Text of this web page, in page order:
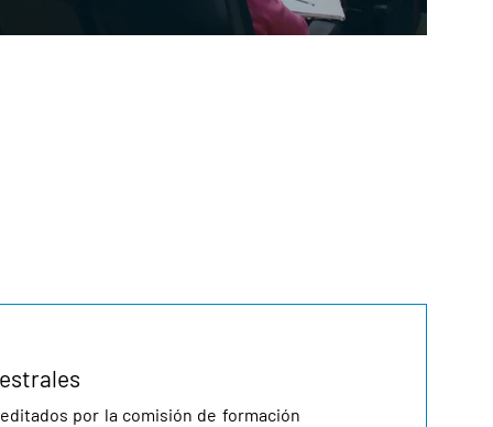
por la comisión de formación